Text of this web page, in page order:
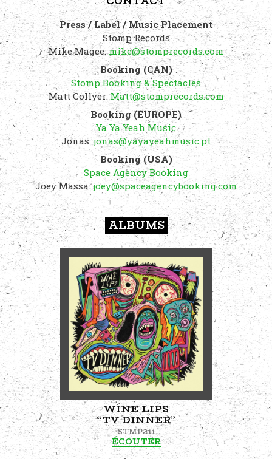
Press / Label / Music Placement
Stomp Records
Mike Magee:mike@stomprecords.com
Booking (CAN)
Stomp Booking & Spectacles
Matt Collyer:Matt@stomprecords.com
Booking (EUROPE)
Ya Ya Yeah Music
Jonas:jonas@yayayeahmusic.pt
Booking (USA)
Space Agency Booking
Joey Massa:joey@spaceagencybooking.com
ALBUMS
WINE LIPS
“TV DINNER”
STMP211
ÉCOUTER